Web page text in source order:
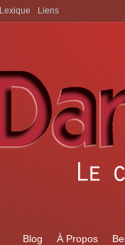
Aller à:
Blog À Propos
Lexique Liens